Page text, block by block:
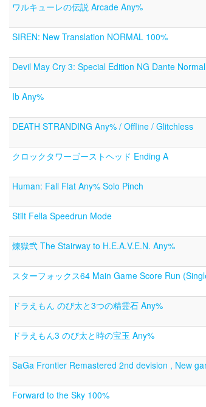
ワルキューレの伝説 Arcade Any%
SIREN: New Translation NORMAL 100%
Devil May Cry 3: Special Edition NG Dante Normal
Ib Any%
DEATH STRANDING Any% / Offline / Glitchless
クロックタワーゴーストヘッド Ending A
Human: Fall Flat Any% Solo Pinch
Stilt Fella Speedrun Mode
煉獄弐 The Stairway to H.E.A.V.E.N. Any%
スターフォックス64 Main Game Score Run
ドラえもん のび太と3つの精霊石 Any%
ドラえもん3 のび太と時の宝玉 Any%
SaGa Frontier Remastered 2nd devision , New
Forward to the Sky 100%